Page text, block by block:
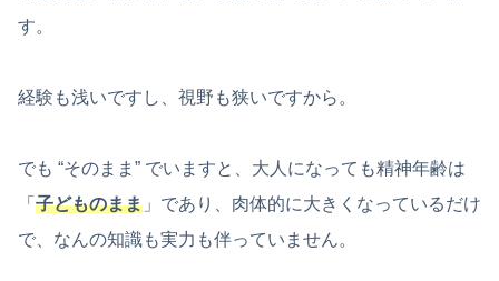
す。
経験も浅いですし、視野も狭いですから。
でも “そのまま” でいますと、大人になっても精神年齢は
「 子どものまま 」であり、肉体的に大きくなっているだけ
で、なんの知識も実力も伴っていません。